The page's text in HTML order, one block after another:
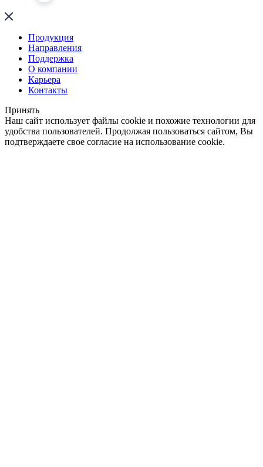
Продукция
Направления
Поддержка
О компании
Карьера
Контакты
Принять
Наш сайт использует файлы cookie и похожие технологии для
удобства пользователей. Продолжая пользоваться сайтом, Вы
подтверждаете свое согласие на использование cookie.